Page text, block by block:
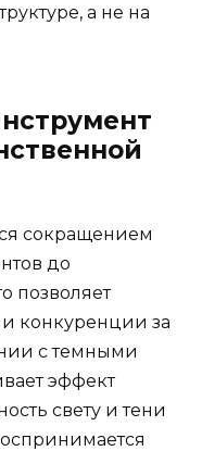
а не на
сокращением
до
позволяет
конкуренции за
с темными
эффект
свету и тени